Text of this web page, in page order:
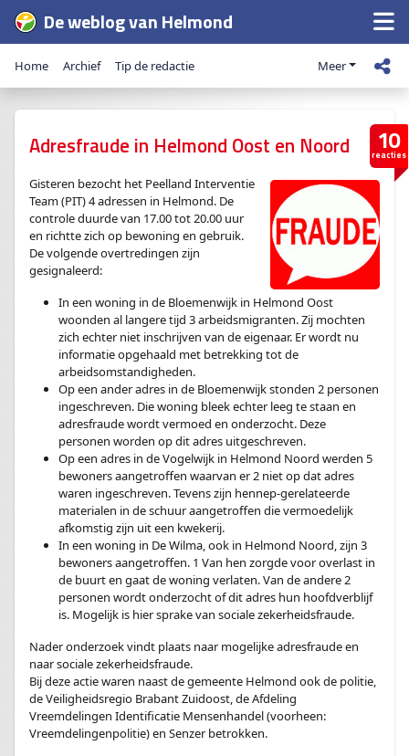
De weblog van Helmond
Home Archief Tip de redactie Meer
10
reacties
Adresfraude in Helmond Oost en Noord
Gisteren bezocht het Peelland Interventie
Team (PIT) 4 adressen in Helmond. De
controle duurde van 17.00 tot 20.00 uur
en richtte zich op bewoning en gebruik.
De volgende overtredingen zijn
gesignaleerd:
In een woning in de Bloemenwijk in Helmond Oost
woonden al langere tijd 3 arbeidsmigranten. Zij mochten
zich echter niet inschrijven van de eigenaar. Er wordt nu
informatie opgehaald met betrekking tot de
arbeidsomstandigheden.
Op een ander adres in de Bloemenwijk stonden 2 personen
ingeschreven. Die woning bleek echter leeg te staan en
adresfraude wordt vermoed en onderzocht. Deze
personen worden op dit adres uitgeschreven.
Op een adres in de Vogelwijk in Helmond Noord werden 5
bewoners aangetroffen waarvan er 2 niet op dat adres
waren ingeschreven. Tevens zijn hennep-gerelateerde
materialen in de schuur aangetroffen die vermoedelijk
afkomstig zijn uit een kwekerij.
In een woning in De Wilma, ook in Helmond Noord, zijn 3
bewoners aangetroffen. 1 Van hen zorgde voor overlast in
de buurt en gaat de woning verlaten. Van de andere 2
personen wordt onderzocht of dit adres hun hoofdverblijf
is. Mogelijk is hier sprake van sociale zekerheidsfraude.
Nader onderzoek vindt plaats naar mogelijke adresfraude en
naar sociale zekerheidsfraude.
Bij deze actie waren naast de gemeente Helmond ook de politie,
de Veiligheidsregio Brabant Zuidoost, de Afdeling
Vreemdelingen Identificatie Mensenhandel (voorheen:
Vreemdelingenpolitie) en Senzer betrokken.